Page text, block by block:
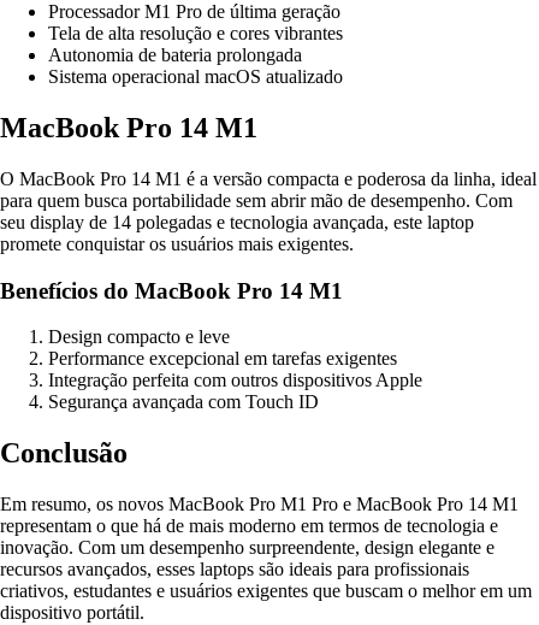
Processador M1 Pro de última geração
Tela de alta resolução e cores vibrantes
Autonomia de bateria prolongada
Sistema operacional macOS atualizado
MacBook Pro 14 M1
O MacBook Pro 14 M1 é a versão compacta e poderosa da linha, ideal
para quem busca portabilidade sem abrir mão de desempenho. Com
seu display de 14 polegadas e tecnologia avançada, este laptop
promete conquistar os usuários mais exigentes.
Benefícios do MacBook Pro 14 M1
Design compacto e leve
Performance excepcional em tarefas exigentes
Integração perfeita com outros dispositivos Apple
Segurança avançada com Touch ID
Conclusão
Em resumo, os novos MacBook Pro M1 Pro e MacBook Pro 14 M1
representam o que há de mais moderno em termos de tecnologia e
inovação. Com um desempenho surpreendente, design elegante e
recursos avançados, esses laptops são ideais para profissionais
criativos, estudantes e usuários exigentes que buscam o melhor em um
dispositivo portátil.